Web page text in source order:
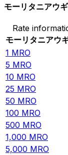
モーリタニアウ
Rate
モーリタニアウ
1 MRO
5 MRO
10 MRO
25 MRO
50 MRO
100 MRO
500 MRO
1,000 MRO
5,000 MRO